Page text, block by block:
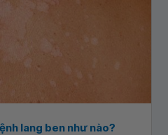
lang ben như nào?